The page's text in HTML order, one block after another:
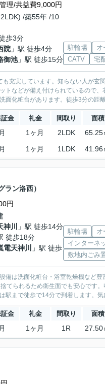
管理/共益費9,000円
/築55年 /10
歩3分
院 」駅 徒歩4分
御池」駅 徒歩15分
駐輪場 オ
CATV
宅
充実しています。知らない人が玄
などが備え付けられているので
面化粧台があります。徒歩3分の距
金 礼金 間取り 面積
1ヶ月 2LDK 65.25
1ヶ月 1LDK 41.96
ラン洛西）
円
川
」駅 徒歩14分
徒歩18分
電天神川
」駅 徒歩
駐輪場 オ
インターネ
敷地内ごみ
備は洗面化粧台・浴室乾燥機など
てられるため衛生面でも安心です
駅まで徒歩で14分で到着します。
金 礼金 間取り 面積
1ヶ月 1R 27.50